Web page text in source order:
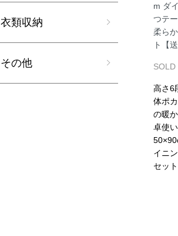
m ダ
つテ
柔ら
ト【
SOLD
高さ6
体ポ
の暖
卓使
イニ
セット
衣類収納
その他